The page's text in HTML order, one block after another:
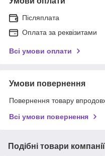
Післяплата
Оплата за реквізитами
Всі умови оплати
Умови повернення
Повернення товару
Всі умови повернення
Подібні товари компанії